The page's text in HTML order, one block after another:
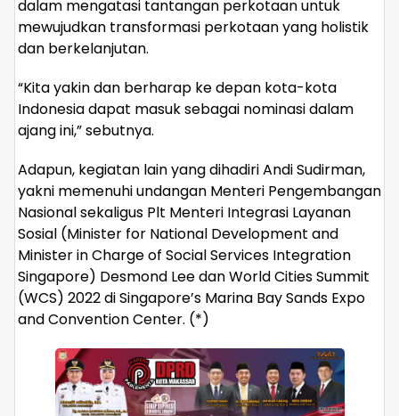
dalam mengatasi tantangan perkotaan untuk
mewujudkan transformasi perkotaan yang holistik
dan berkelanjutan.
“Kita yakin dan berharap ke depan kota-kota
Indonesia dapat masuk sebagai nominasi dalam
ajang ini,” sebutnya.
Adapun, kegiatan lain yang dihadiri Andi Sudirman,
yakni memenuhi undangan Menteri Pengembangan
Nasional sekaligus Plt Menteri Integrasi Layanan
Sosial (Minister for National Development and
Minister in Charge of Social Services Integration
Singapore) Desmond Lee dan World Cities Summit
(WCS) 2022 di Singapore’s Marina Bay Sands Expo
and Convention Center. (*)